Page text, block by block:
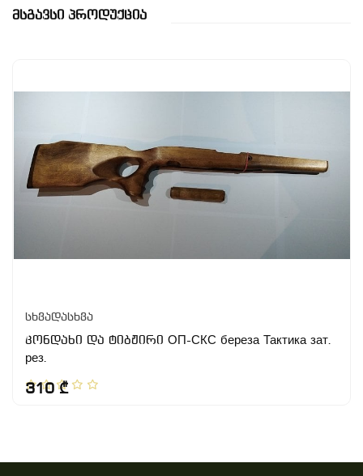
Მსგავსი Პროდუქცია
სხვადასხვა
კონდახი და ტიბჟირი ОП-СКС береза Тактика зат.
рез.
310 ₾